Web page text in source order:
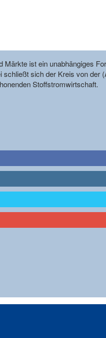
ist ein unabhängiges
sich der Kreis von
Stoffstromwirtschaft.